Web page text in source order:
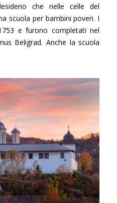
che nelle celle del
scuola per bambini poveri. I
e furono completati nel
Beligrad. Anche la scuola